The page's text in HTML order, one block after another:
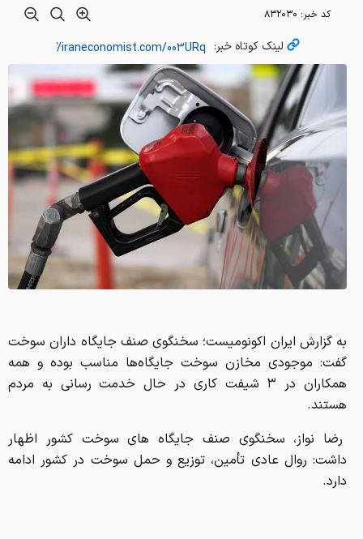
کد خبر: ۸۳۲۰۳۰
لینک کوتاه خبر:
به گزارش ایران اکونومیست؛ سخنگوی صنف جایگاه داران سوخت
گفت: موجودی مخازن سوخت جایگاه‌ها مناسب بوده و همه
همکاران در ۳ شیفت کاری در حال خدمت رسانی به مردم
هستند.
رضا نواز، سخنگوی صنف جایگاه های سوخت کشور اظهار
داشت: روال عادی تأمین، توزیع و حمل سوخت در کشور ادامه
دارد.